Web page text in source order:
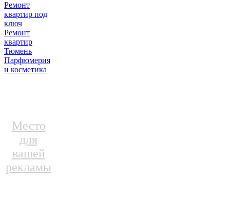
Ремонт
квартир под
ключ
Ремонт
квартир
Тюмень
Парфюмерия
и косметика
Место
для
вашей
рекламы